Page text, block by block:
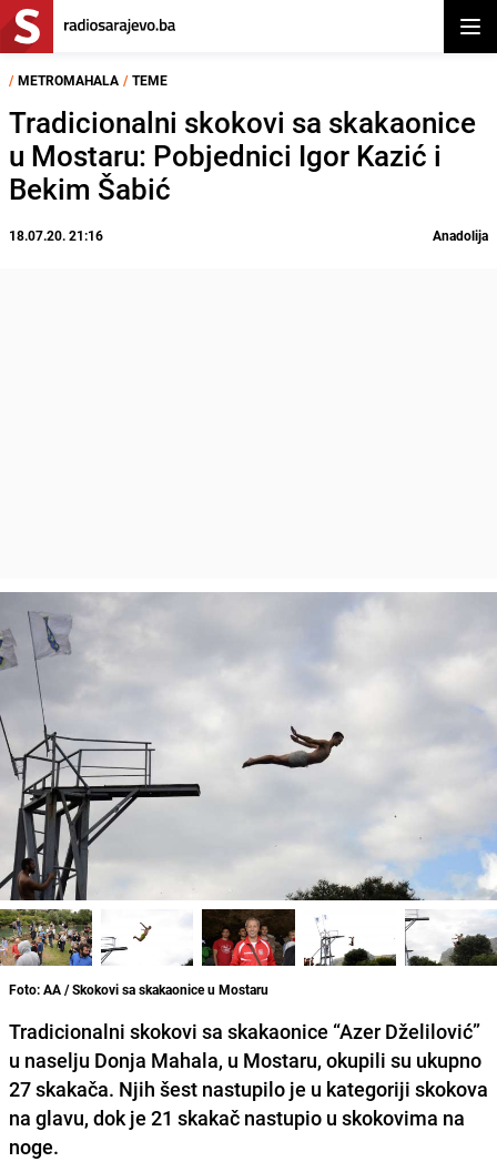
/ METROMAHALA / TEME
Tradicionalni skokovi sa skakaonice
u Mostaru: Pobjednici Igor Kazić i
Bekim Šabić
18.07.20. 21:16 Anadolija
Foto: AA / Skokovi sa skakaonice u Mostaru
Tradicionalni skokovi sa skakaonice “Azer Dželilović”
u naselju Donja Mahala, u Mostaru, okupili su ukupno
27 skakača. Njih šest nastupilo je u kategoriji skokova
na glavu, dok je 21 skakač nastupio u skokovima na
noge.